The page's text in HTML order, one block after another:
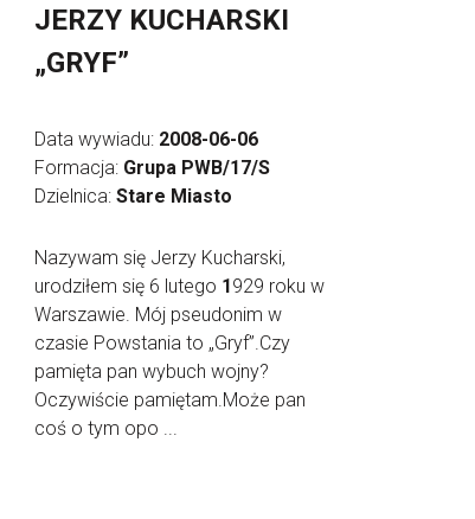
JERZY KUCHARSKI
„GRYF”
Data wywiadu: 2008-06-06
Formacja: Grupa PWB/17/S
Dzielnica: Stare Miasto
Nazywam się Jerzy Kucharski,
urodziłem się 6 lutego 1929 roku w
Warszawie. Mój pseudonim w
czasie Powstania to „Gryf”.Czy
pamięta pan wybuch wojny?
Oczywiście pamiętam.Może pan
coś o tym opo ...